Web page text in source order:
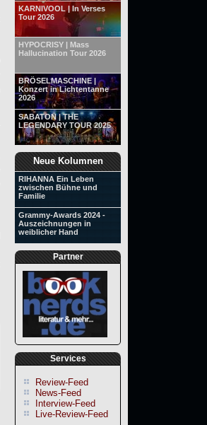
KARNIVOOL | In Verses
Tour 2026
HYPOCRISY | Mass
Hallucination Tour 2026
BRÖSELMASCHINE |
Konzert in Lichtentanne
2026
SABATON | THE
LEGENDARY TOUR 2025
Neue Kolumnen
RIHANNA Ein Leben
zwischen Bühne und
Familie
Grammy-Awards 2024 -
Auszeichnungen in
weiblicher Hand
Partner
Services
Review-Feed
News-Feed
Interview-Feed
Live-Review-Feed